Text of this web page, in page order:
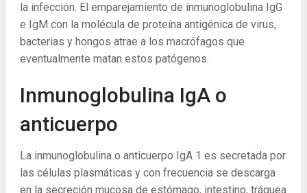
la infección. El emparejamiento de inmunoglobulina IgG
e IgM con la molécula de proteína antigénica de virus,
bacterias y hongos atrae a los macrófagos que
eventualmente matan estos patógenos.
Inmunoglobulina IgA o
anticuerpo
La inmunoglobulina o anticuerpo IgA 1 es secretada por
las células plasmáticas y con frecuencia se descarga
en la secreción mucosa de estómago, intestino, tráquea